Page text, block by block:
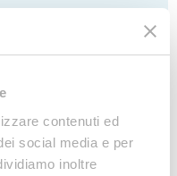
contenuti ed
social media e per
inoltre